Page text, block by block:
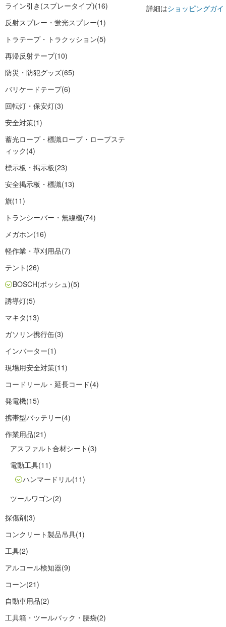
ライン引き(スプレータイプ)(16)
反射スプレー・蛍光スプレー(1)
トラテープ・トラクッション(5)
再帰反射テープ(10)
防災・防犯グッズ(65)
バリケードテープ(6)
回転灯・保安灯(3)
安全対策(1)
蓄光ロープ・標識ロープ・ロープステ
ィック(4)
標示板・掲示板(23)
安全掲示板・標識(13)
旗(11)
トランシーバー・無線機(74)
メガホン(16)
軽作業・草刈用品(7)
テント (26)
BOSCH(ボッシュ)(5)
誘導灯(5)
マキタ(13)
ガソリン携行缶(3)
インバーター(1)
現場用安全対策(11)
コードリール・延長コード(4)
発電機(15)
携帯型バッテリー(4)
作業用品(21)
アスファルト合材シート (3)
電動工具(11)
ハンマードリル(11)
ツールワゴン(2)
探傷剤(3)
コンクリート製品吊具(1)
工具(2)
アルコール検知器(9)
コーン(21)
自動車用品(2)
工具箱・ツールバック・腰袋(2)
詳細はショッピングガイ